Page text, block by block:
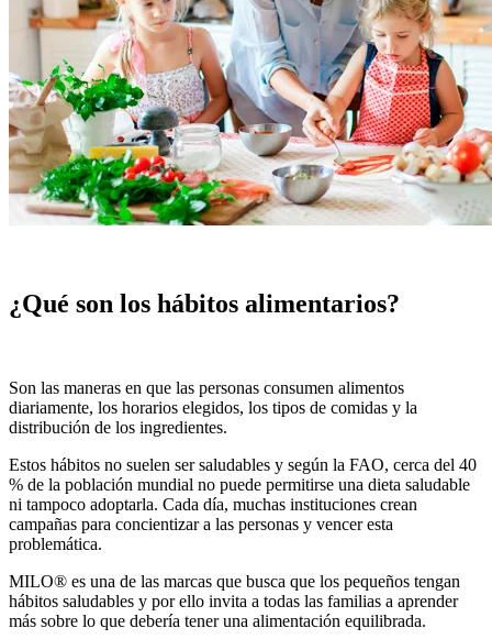
¿Qué son los hábitos alimentarios?
Son las maneras en que las personas consumen alimentos
diariamente, los horarios elegidos, los tipos de comidas y la
distribución de los ingredientes.
Estos hábitos no suelen ser saludables y según la FAO, cerca del 40
% de la población mundial no puede permitirse una dieta saludable
ni tampoco adoptarla. Cada día, muchas instituciones crean
campañas para concientizar a las personas y vencer esta
problemática.
MILO® es una de las marcas que busca que los pequeños tengan
hábitos saludables y por ello invita a todas las familias a aprender
más sobre lo que debería tener una alimentación equilibrada.